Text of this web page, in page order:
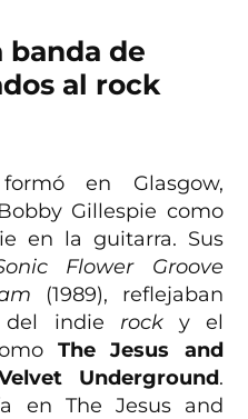
banda de
al rock
en Glasgow,
Gillespie como
en la guitarra. Sus
Flower Groove
(1989), reflejaban
del indie rocky el
The Jesus and
Underground.
en The Jesus and